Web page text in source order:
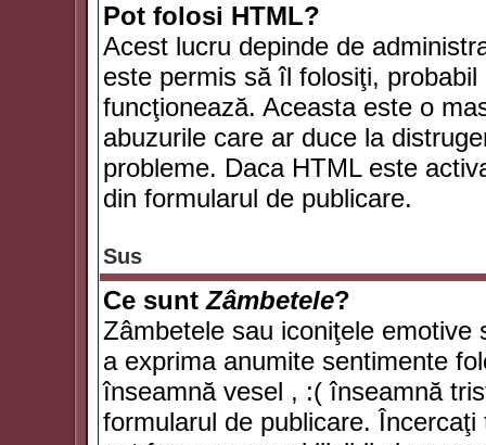
Pot folosi HTML?
Acest lucru depinde de
este permis să îl folosiţi,
funcţionează. Aceasta este o
abuzurile care ar duce la
probleme. Daca HTML este
din formularul de publicare.
Sus
Ce suntZâmbetele?
Zâmbetele sau iconiţele
a exprima anumite sentimente
înseamnă vesel , :( înseamnă
formularul de publicare.